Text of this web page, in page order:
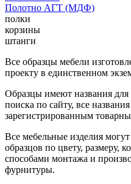
Полотно АГТ (МДФ)
полки
корзины
штанги
Все образцы мебели
проекту в единственном
Образцы имеют названия для
поиска по сайту, все
зарегистрированным
Все мебельные изделия
образцов по цвету, размеру,
способами монтажа и
фурнитуры.